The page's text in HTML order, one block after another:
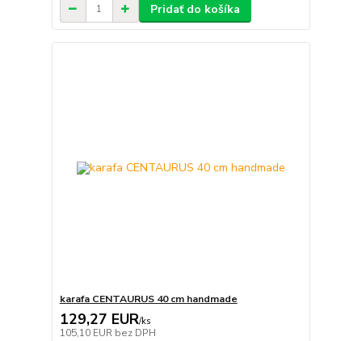
Pridať do košíka
karafa CENTAURUS 40 cm handmade
129,27 EUR/ks
105,10 EUR bez DPH